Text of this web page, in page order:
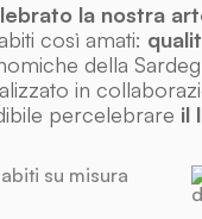
la nostra
così amati:
della
in
percelebrare il